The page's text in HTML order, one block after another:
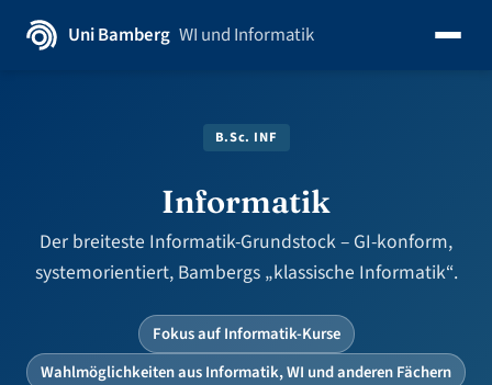
Uni Bamberg WI und Informatik
B.Sc. INF
Informatik
Der breiteste Informatik-Grundstock – GI-konform,
systemorientiert, Bambergs „klassische Informatik“.
Fokus auf Informatik-Kurse
Wahlmöglichkeiten aus Informatik, WI und anderen Fächern